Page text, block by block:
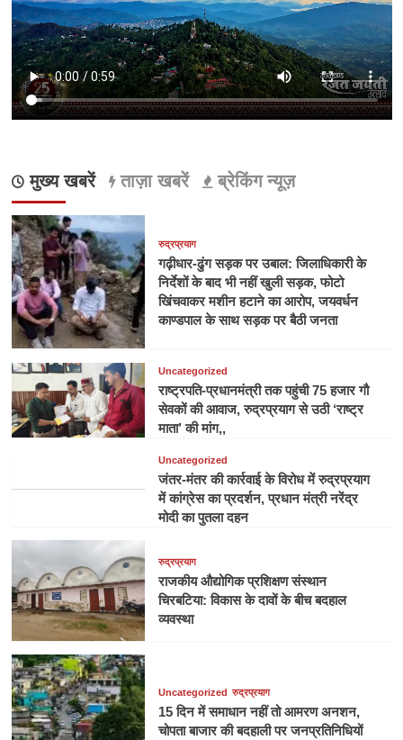
मुख्य खबरें ताज़ा खबरें ब्रेकिंग न्यूज़
रुद्रप्रयाग
गढ़ीधार-ढुंग सड़क पर उबाल: जिलाधिकारी के
निर्देशों के बाद भी नहीं खुली सड़क, फोटो
खिंचवाकर मशीन हटाने का आरोप, जयवर्धन
काण्डपाल के साथ सड़क पर बैठी जनता
Uncategorized
राष्ट्रपति-प्रधानमंत्री तक पहुंची 75 हजार गौ
सेवकों की आवाज, रुद्रप्रयाग से उठी ‘राष्ट्र
माता’ की मांग,,
Uncategorized
जंतर-मंतर की कार्रवाई के विरोध में रुद्रप्रयाग
में कांग्रेस का प्रदर्शन, प्रधान मंत्री नरेंद्र
मोदी का पुतला दहन
रुद्रप्रयाग
राजकीय औद्योगिक प्रशिक्षण संस्थान
चिरबटिया: विकास के दावों के बीच बदहाल
व्यवस्था
Uncategorized रुद्रप्रयाग
15 दिन में समाधान नहीं तो आमरण अनशन,
चोपता बाजार की बदहाली पर जनप्रतिनिधियों